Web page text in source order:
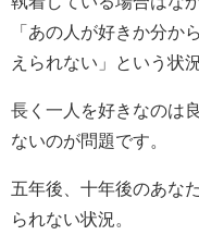
「あの人が好きか分か
えられない」という状
長く一人を好きなのは
ないのが問題です。
五年後、十年後のあな
られない状況。